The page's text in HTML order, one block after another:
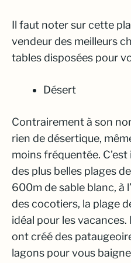
Il faut noter sur cette
vendeur des meilleurs
tables disposées pour
Désert
Contrairement à son
rien de désertique,
moins fréquentée.
des plus belles plages
600m de sable blanc, à
des cocotiers, la plage
idéal pour les
ont créé des
lagons pour vous